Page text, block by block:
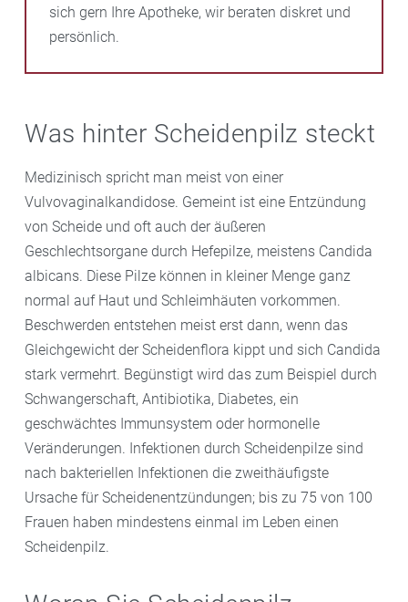
sich gern Ihre Apotheke, wir beraten diskret und
persönlich.
Was hinter Scheidenpilz steckt
Medizinisch spricht man meist von einer
Vulvovaginalkandidose. Gemeint ist eine Entzündung
von Scheide und oft auch der äußeren
Geschlechtsorgane durch Hefepilze, meistens Candida
albicans. Diese Pilze können in kleiner Menge ganz
normal auf Haut und Schleimhäuten vorkommen.
Beschwerden entstehen meist erst dann, wenn das
Gleichgewicht der Scheidenflora kippt und sich Candida
stark vermehrt. Begünstigt wird das zum Beispiel durch
Schwangerschaft, Antibiotika, Diabetes, ein
geschwächtes Immunsystem oder hormonelle
Veränderungen. Infektionen durch Scheidenpilze sind
nach bakteriellen Infektionen die zweithäufigste
Ursache für Scheidenentzündungen; bis zu 75 von 100
Frauen haben mindestens einmal im Leben einen
Scheidenpilz.